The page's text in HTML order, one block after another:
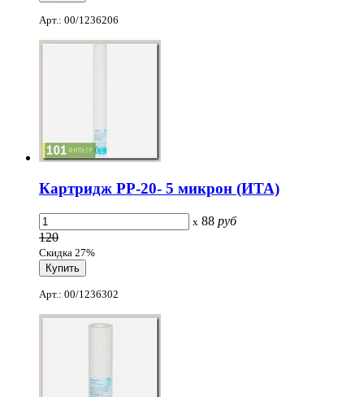
Арт.: 00/1236206
Картридж PP-20- 5 микрон (ИТА)
x 88 руб
120
Скидка 27%
Арт.: 00/1236302